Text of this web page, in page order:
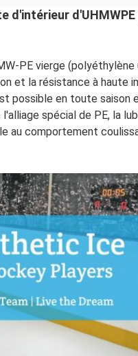
PE vierge
et la résistance à haute
possible en toute saison
spécial de PE, la
au comportement